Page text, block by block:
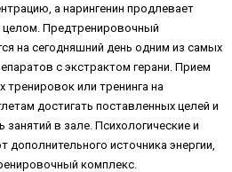
а нарингенин продлевает
целом. Предтренировочный
на сегодняшний день одним из самых
с экстрактом герани. Прием
или тренинга на
достигать поставленных целей и
в зале. Психологические и
дополнительного источника энергии,
комплекс.